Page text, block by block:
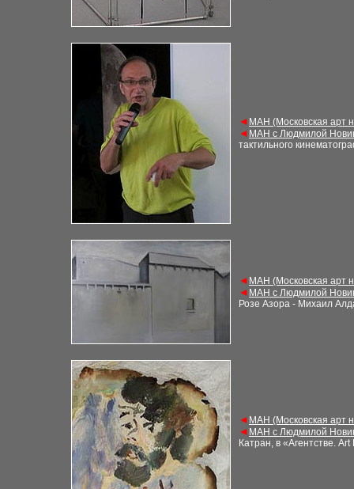
◄ МАН (Московская арт
◄ МАН с Людмилой
тактильного
◄ МАН (Московская арт
◄ МАН с Людмилой
Розе Азора - Михаил
◄ МАН (Московская арт
◄ МАН с Людмилой
Катран, в «Агентстве.